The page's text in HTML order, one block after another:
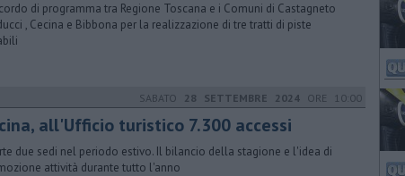
di programma tra Regione Toscana e i Comuni di Castagneto
, Cecina e Bibbona per la realizzazione di tre tratti di piste
SABATO 28 SETTEMBRE 2024 ORE 10:00
all'Ufficio turistico 7.300 accessi
due sedi nel periodo estivo. Il bilancio della stagione e l'idea di
attività durante tutto l'anno